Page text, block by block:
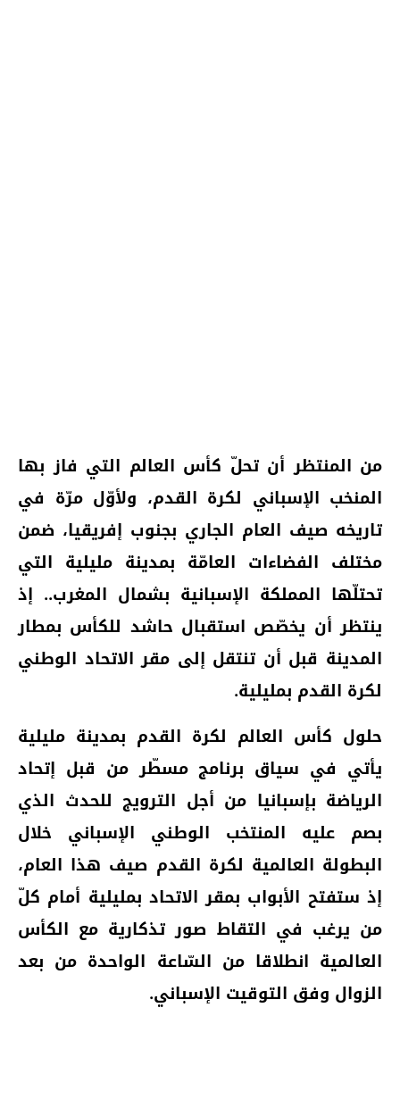
من المنتظر أن تحلّ كأس العالم التي فاز بها
المنخب الإسباني لكرة القدم، ولأوّل مرّة في
تاريخه صيف العام الجاري بجنوب إفريقيا، ضمن
مختلف الفضاءات العامّة بمدينة مليلية التي
تحتلّها المملكة الإسبانية بشمال المغرب.. إذ
ينتظر أن يخصّص استقبال حاشد للكأس بمطار
المدينة قبل أن تنتقل إلى مقر الاتحاد الوطني
لكرة القدم بمليلية.
حلول كأس العالم لكرة القدم بمدينة مليلية
يأتي في سياق برنامج مسطّر من قبل إتحاد
الرياضة بإسبانيا من أجل الترويج للحدث الذي
بصم عليه المنتخب الوطني الإسباني خلال
البطولة العالمية لكرة القدم صيف هذا العام،
إذ ستفتح الأبواب بمقر الاتحاد بمليلية أمام كلّ
من يرغب في التقاط صور تذكارية مع الكأس
العالمية انطلاقا من السّاعة الواحدة من بعد
الزوال وفق التوقيت الإسباني.